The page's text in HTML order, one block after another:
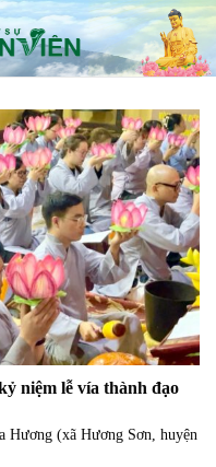
niệm lễ vía thành đạo
Hương (xã Hương Sơn, huyện